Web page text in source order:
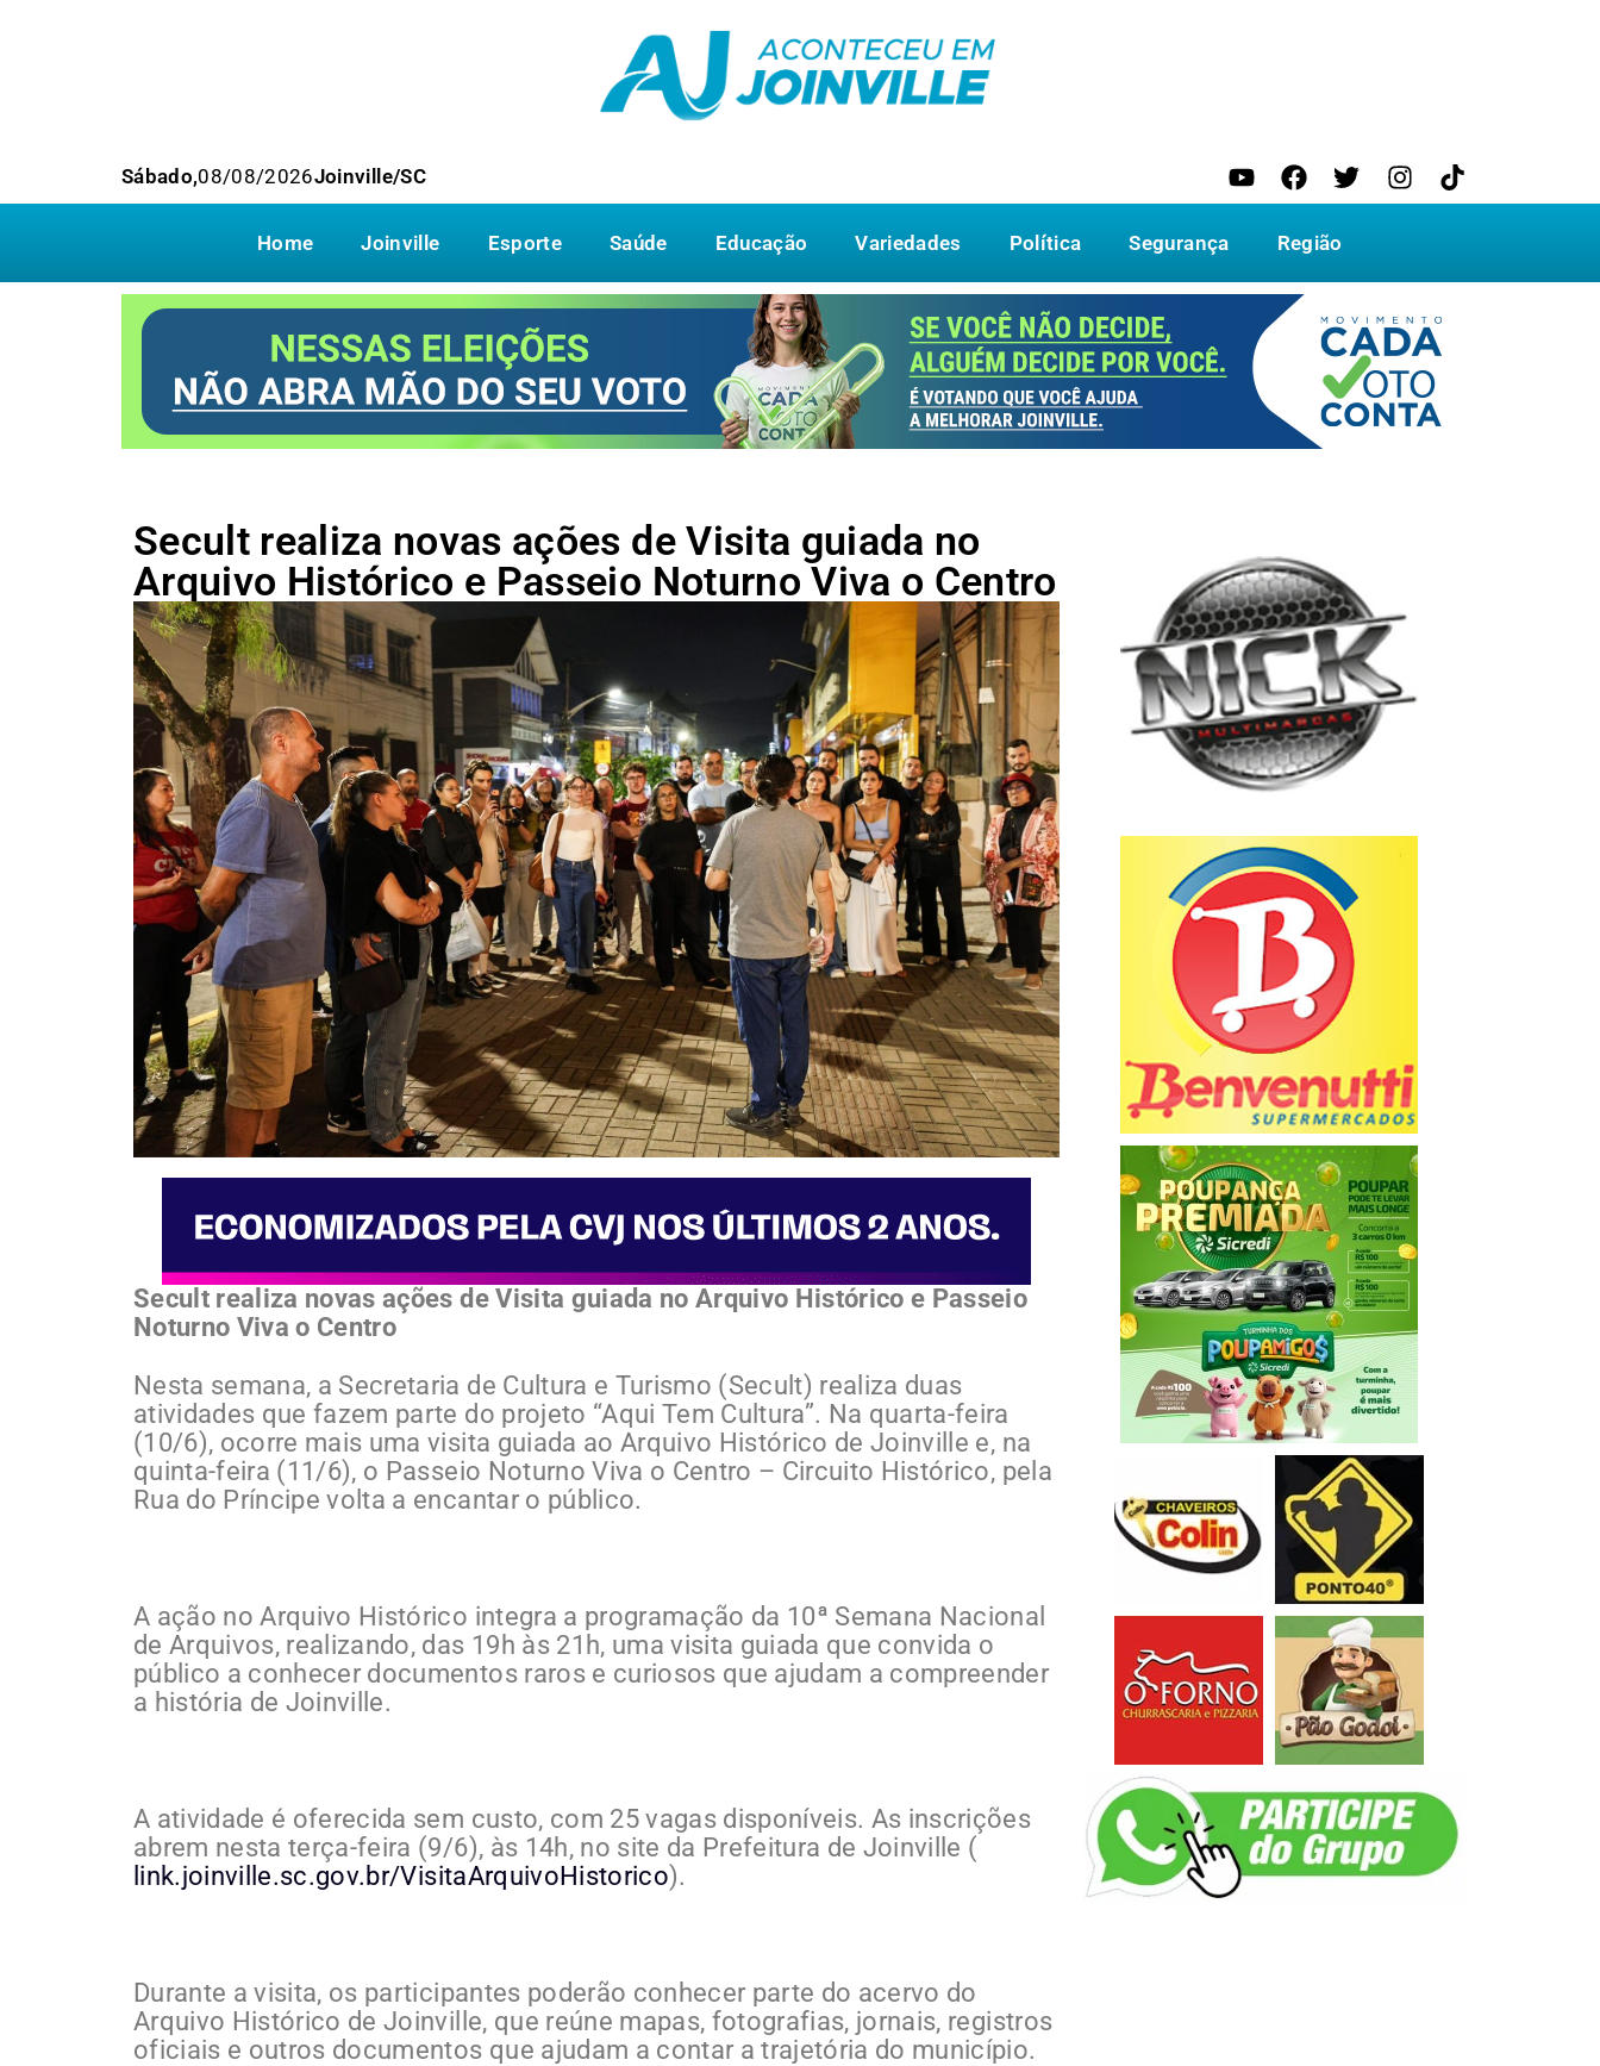
Sábado,08/08/2026Joinville/SC
Home Joinville Esporte Saúde Educação Variedades Política Segurança Região
Secult realiza novas ações de Visita guiada no
Arquivo Histórico e Passeio Noturno Viva o Centro
Secult realiza novas ações de Visita guiada no Arquivo Histórico e Passeio
Noturno Viva o Centro
Nesta semana, a Secretaria de Cultura e Turismo (Secult) realiza duas
atividades que fazem parte do projeto “Aqui Tem Cultura”. Na quarta-feira
(10/6), ocorre mais uma visita guiada ao Arquivo Histórico de Joinville e, na
quinta-feira (11/6), o Passeio Noturno Viva o Centro – Circuito Histórico, pela
Rua do Príncipe volta a encantar o público.
A ação no Arquivo Histórico integra a programação da 10ª Semana Nacional
de Arquivos, realizando, das 19h às 21h, uma visita guiada que convida o
público a conhecer documentos raros e curiosos que ajudam a compreender
a história de Joinville.
A atividade é oferecida sem custo, com 25 vagas disponíveis. As inscrições
abrem nesta terça-feira (9/6), às 14h, no site da Prefeitura de Joinville (
link.joinville.sc.gov.br/VisitaArquivoHistorico).
Durante a visita, os participantes poderão conhecer parte do acervo do
Arquivo Histórico de Joinville, que reúne mapas, fotografias, jornais, registros
oficiais e outros documentos que ajudam a contar a trajetória do município.